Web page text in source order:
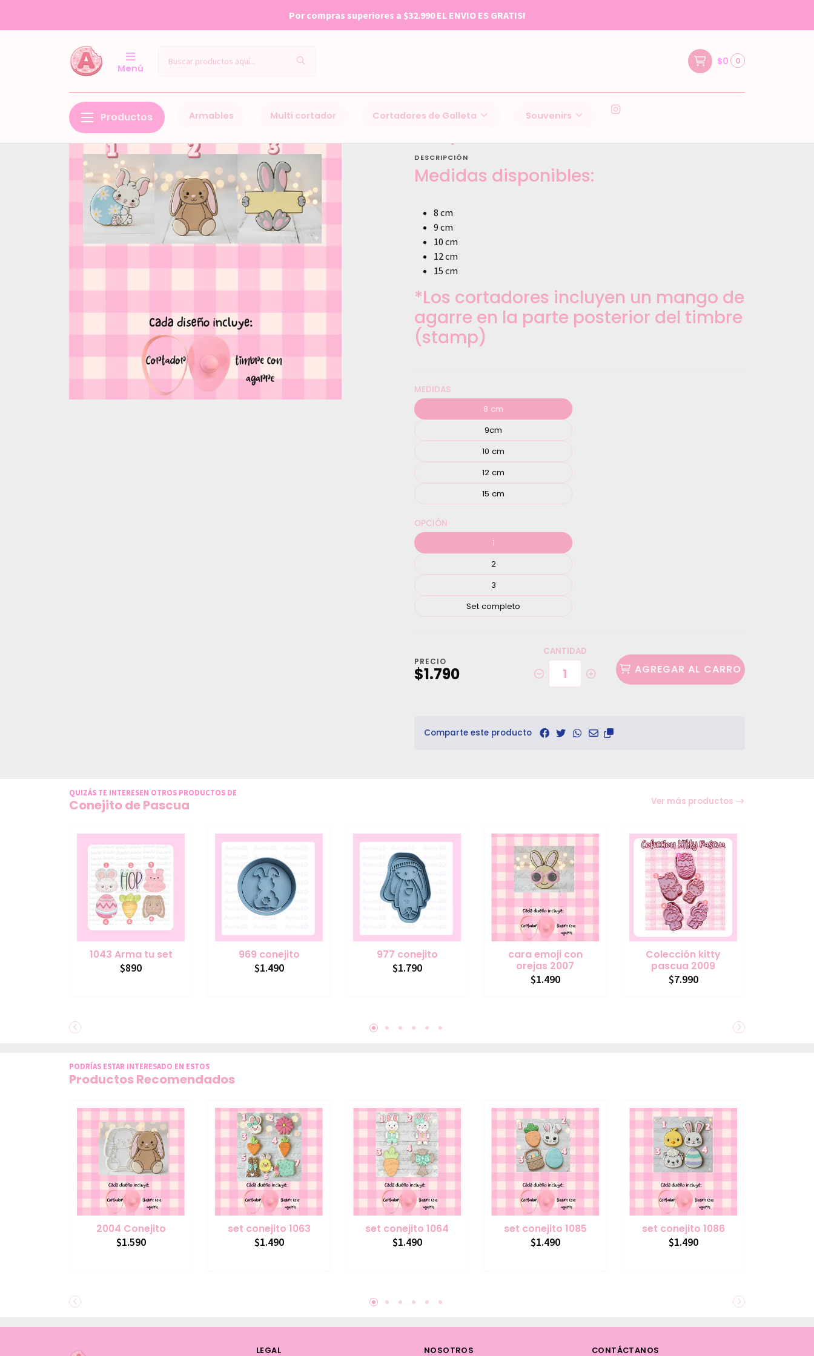
Menú
$0 0
Productos Armables Multi cortador Cortadores de Galleta Souvenirs
Por compras superiores a $32.990 EL ENVIO ES GRATIS!
DESCRIPCIÓN
Medidas disponibles:
8 cm
9 cm
10 cm
12 cm
15 cm
*Los cortadores incluyen un mango de
agarre en la parte posterior del timbre
(stamp)
MEDIDAS
8 cm
9cm
10 cm
12 cm
15 cm
OPCIÓN
1
2
3
Set completo
PRECIO
$1.790
CANTIDAD
AGREGAR AL CARRO
Comparte este producto
QUIZÁS TE INTERESEN OTROS PRODUCTOS DE
Conejito de Pascua Ver más productos
1043 Arma tu set
$890
969 conejito
$1.490
977 conejito
$1.790
cara emoji con
orejas 2007
$1.490
Colección kitty
pascua 2009
$7.990
PODRÍAS ESTAR INTERESADO EN ESTOS
Productos Recomendados
2004 Conejito
$1.590
set conejito 1063
$1.490
set conejito 1064
$1.490
set conejito 1085
$1.490
set conejito 1086
$1.490
LEGAL NOSOTROS CONTÁCTANOS